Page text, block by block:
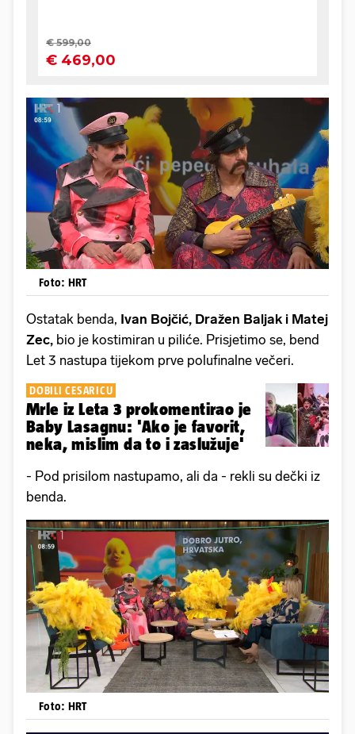
Foto: HRT
Ostatak benda, Ivan Bojčić, Dražen Baljak i Matej
Zec, bio je kostimiran u piliće. Prisjetimo se, bend
Let 3 nastupa tijekom prve polufinalne večeri.
DOBILI CESARICU
Mrle iz Leta 3 prokomentirao je
Baby Lasagnu: 'Ako je favorit,
neka, mislim da to i zaslužuje'
- Pod prisilom nastupamo, ali da - rekli su dečki iz
benda.
Foto: HRT